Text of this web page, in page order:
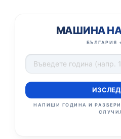
МАШИНА НА
БЪЛГАРИЯ
НАПИШИ ГОДИНА И